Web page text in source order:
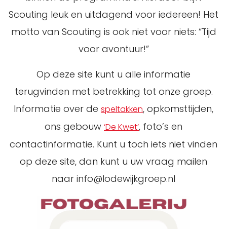
Scouting leuk en uitdagend voor iedereen! Het
motto van Scouting is ook niet voor niets: “Tijd
voor avontuur!”
Op deze site kunt u alle informatie
terugvinden met betrekking tot onze groep.
Informatie over de speltakken, opkomsttijden,
ons gebouw ‘De Kwet’, foto’s en
contactinformatie. Kunt u toch iets niet vinden
op deze site, dan kunt u uw vraag mailen
naar info@lodewijkgroep.nl